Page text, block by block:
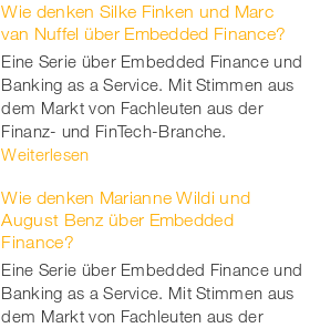
Wie denken Silke Finken und Marc
van Nuffel über Embedded Finance?
Eine Serie über Embedded Finance und
Banking as a Service. Mit Stimmen aus
dem Markt von Fachleuten aus der
Finanz- und FinTech-Branche.
Weiterlesen
Wie denken Marianne Wildi und
August Benz über Embedded
Finance?
Eine Serie über Embedded Finance und
Banking as a Service. Mit Stimmen aus
dem Markt von Fachleuten aus der